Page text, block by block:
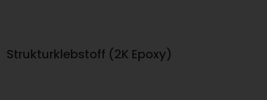
Strukturklebstoff (2K Epoxy)